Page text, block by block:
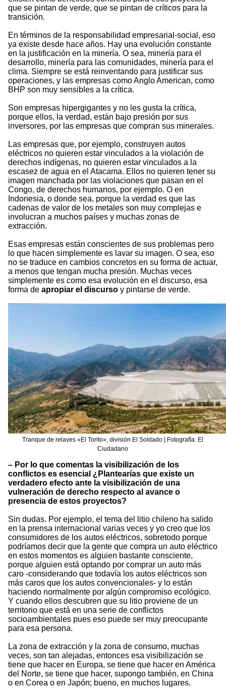
que se pintan de verde, que se pintan de críticos para la
transición.
En términos de la responsabilidad empresarial-social, eso
ya existe desde hace años. Hay una evolución constante
en la justificación en la minería. O sea, minería para el
desarrollo, minería para las comunidades, minería para el
clima. Siempre se está reinventando para justificar sus
operaciones, y las empresas como Anglo American, como
BHP son muy sensibles a la crítica.
Son empresas hipergigantes y no les gusta la crítica,
porque ellos, la verdad, están bajo presión por sus
inversores, por las empresas que compran sus minerales.
Las empresas que, por ejemplo, construyen autos
eléctricos no quieren estar vinculados a la violación de
derechos indígenas, no quieren estar vinculados a la
escasez de agua en el Atacama. Ellos no quieren tener su
imagen manchada por las violaciones que pasan en el
Congo, de derechos humanos, por ejemplo. O en
Indonesia, o donde sea, porque la verdad es que las
cadenas de valor de los metales son muy complejas e
involucran a muchos países y muchas zonas de
extracción.
Esas empresas están conscientes de sus problemas pero
lo que hacen simplemente es lavar su imagen. O sea, eso
no se traduce en cambios concretos en su forma de actuar,
a menos que tengan mucha presión. Muchas veces
simplemente es como esa evolución en el discurso, esa
forma de apropiar el discurso y pintarse de verde.
Tranque de relaves «El Torito», división El Soldado | Fotografía: El
Ciudadano
– Por lo que comentas la visibilización de los
conflictos es esencial ¿Plantearías que existe un
verdadero efecto ante la visibilización de una
vulneración de derecho respecto al avance o
presencia de estos proyectos?
Sin dudas. Por ejemplo, el tema del litio chileno ha salido
en la prensa internacional varias veces y yo creo que los
consumidores de los autos eléctricos, sobretodo porque
podríamos decir que la gente que compra un auto eléctrico
en estos momentos es alguien bastante consciente,
porque alguien está optando por comprar un auto más
caro -considerando que todavía los autos eléctricos son
más caros que los autos convencionales- y lo están
haciendo normalmente por algún compromiso ecológico.
Y cuando ellos descubren que su litio proviene de un
territorio que está en una serie de conflictos
socioambientales pues eso puede ser muy preocupante
para esa persona.
La zona de extracción y la zona de consumo, muchas
veces, son tan alejadas, entonces esa visibilización se
tiene que hacer en Europa, se tiene que hacer en América
del Norte, se tiene que hacer, supongo también, en China
o en Corea o en Japón; bueno, en muchos lugares.